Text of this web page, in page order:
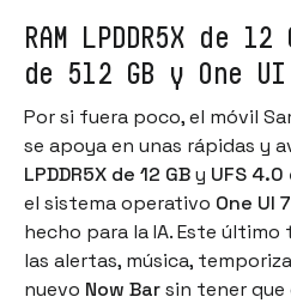
RAM LPDDR5X de
de 512 GB y One
Por si fuera poco, el móvil
se apoya en unas rápidas y
LPDDR5X de 12 GBy UFS 4.0
el sistema operativo One UI 7
hecho para la IA. Este
las alertas, música,
nuevo Now Barsin tener que